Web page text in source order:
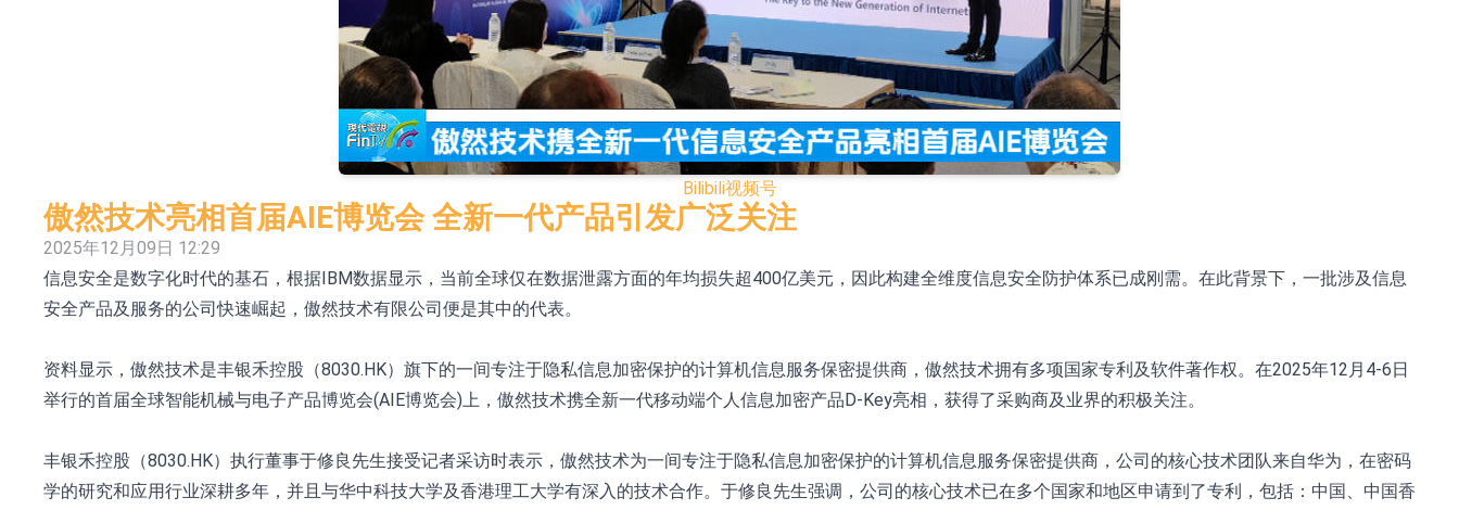
依米康：海外交付以东南亚、中东市场为主 并已取得欧美相关认证
上交所：财通多策略福鑫定期开放灵活配置混合型发起式证券投资基金临时停牌
上交所：景顺长城全球半导体芯片产业股票型证券投资基金临时停牌
【异动股】港股跌幅榜前十，卡森国际(00496.HK)跌22.40%，九福来(08611.HK)跌21.01%
【异动股】港股涨幅榜前十，拿森科技(02261.HK)涨+75.05%，辰兴发展(02286.HK)涨+64.91%
神火股份：新疆神火铝水转化率已100%
【异动股】焦炭Ⅲ板块下挫，陕西黑猫(601015.CN)跌8.38%
浙江证监局对财通证券股份有限公司采取出具警示函措施
山金国际：港股上市工作正常推进中
Bilibili视频号
傲然技术亮相首届AIE博览会 全新一代产品引发广泛关注
2025年12月09日 12:29
信息安全是数字化时代的基石，根据IBM数据显示，当前全球仅在数据泄露方面的年均损失超400亿美元，因此构建全维度信息安全防护体系已成刚需。在此背景下，一批涉及信息
安全产品及服务的公司快速崛起，傲然技术有限公司便是其中的代表。
资料显示，傲然技术是丰银禾控股（8030.HK）旗下的一间专注于隐私信息加密保护的计算机信息服务保密提供商，傲然技术拥有多项国家专利及软件著作权。在2025年12月4-6日
举行的首届全球智能机械与电子产品博览会(AIE博览会)上，傲然技术携全新一代移动端个人信息加密产品D-Key亮相，获得了采购商及业界的积极关注。
丰银禾控股（8030.HK）执行董事于修良先生接受记者采访时表示，傲然技术为一间专注于隐私信息加密保护的计算机信息服务保密提供商，公司的核心技术团队来自华为，在密码
学的研究和应用行业深耕多年，并且与华中科技大学及香港理工大学有深入的技术合作。于修良先生强调，公司的核心技术已在多个国家和地区申请到了专利，包括：中国、中国香